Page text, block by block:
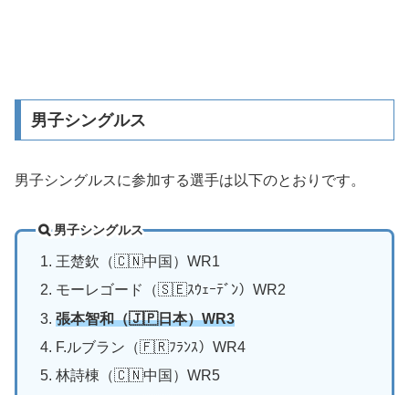
男子シングルス
男子シングルスに参加する選手は以下のとおりです。
男子シングルス
王楚欽（🇨🇳中国）WR1
モーレゴード（🇸🇪ｽｳｪｰﾃﾞﾝ）WR2
張本智和（🇯🇵日本）WR3
F.ルブラン（🇫🇷ﾌﾗﾝｽ）WR4
林詩棟（🇨🇳中国）WR5